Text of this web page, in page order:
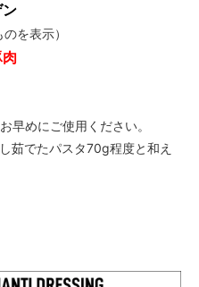
を表示）
めにご使用ください。
茹でたパスタ70g程度と和え